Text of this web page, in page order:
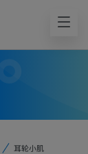
耳轮小肌